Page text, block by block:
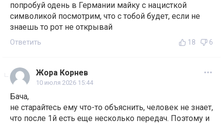
попробуй одень в Германии майку с нацисткой
символикой посмотрим, что с тобой будет, если не
знаешь то рот не открывай
Ответить 18 6
Жора Корнев
10 июля 2026 15:44
Бача,
не старайтесь ему что-то объяснить, человек не знает,
что после 1й есть еще несколько передач. Поэтому и